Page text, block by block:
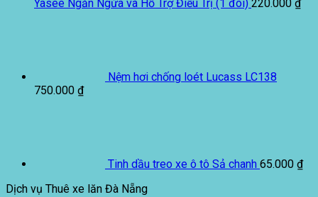
Yasee Ngăn Ngừa và Hỗ Trợ Điều Trị (1 đôi) 220.000 ₫
Nệm hơi chống loét Lucass LC138
750.000 ₫
Tinh dầu treo xe ô tô Sả chanh 65.000 ₫
Dịch vụ Thuê xe lăn Đà Nẵng